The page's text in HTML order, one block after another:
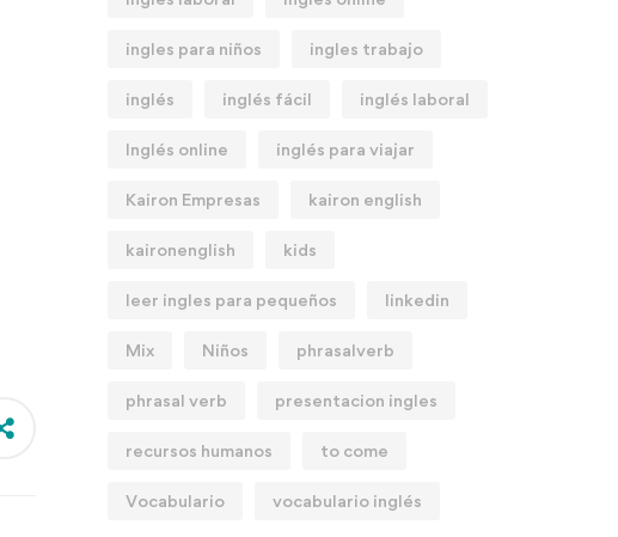
ingles para niños ingles trabajo
inglés inglés fácil inglés laboral
Inglés online inglés para viajar
Kairon Empresas kairon english
kaironenglish kids
leer ingles para pequeños linkedin
Mix Niños phrasalverb
phrasal verb presentacion ingles
recursos humanos to come
Vocabulario vocabulario inglés